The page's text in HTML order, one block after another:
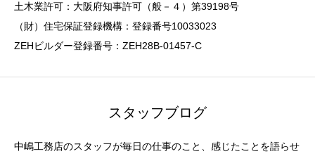
土木業許可：大阪府知事許可（般－４）第39198号
（財）住宅保証登録機構：登録番号10033023
ZEHビルダー登録番号：ZEH28B-01457-C
スタッフブログ
中嶋工務店のスタッフが毎日の仕事のこと、感じたことを語らせ